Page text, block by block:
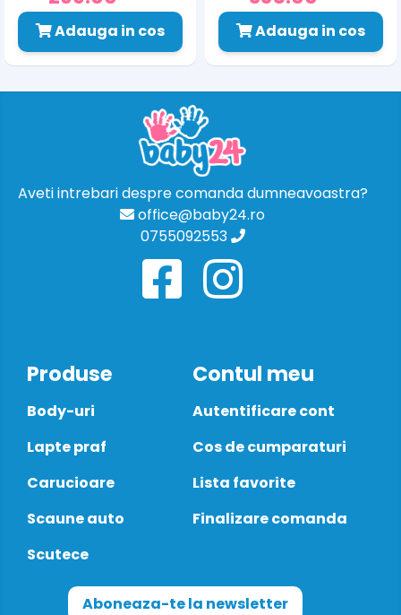
Adauga in cos Adauga in cos
Aveti intrebari despre comanda dumneavoastra?
office@baby24.ro
0755092553
Produse
Body-uri
Lapte praf
Carucioare
Scaune auto
Scutece
Contul meu
Autentificare cont
Cos de cumparaturi
Lista favorite
Finalizare comanda
Aboneaza-te la newsletter